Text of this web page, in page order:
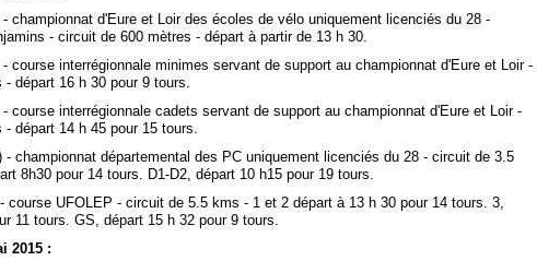
- championnat d'Eure et Loir des écoles de vélo uniquement licenciés du 28 -
- circuit de 600 mètres - départ à partir de 13 h 30.
course interrégionnale minimes servant de support au championnat d'Eure et Loir -
départ 16 h 30 pour 9 tours.
course interrégionnale cadets servant de support au championnat d'Eure et Loir -
départ 14 h 45 pour 15 tours.
- championnat départemental des PC uniquement licenciés du 28 - circuit de 3.5
8h30 pour 14 tours. D1-D2, départ 10 h15 pour 19 tours.
course UFOLEP - circuit de 5.5 kms - 1 et 2 départ à 13 h 30 pour 14 tours. 3,
11 tours. GS, départ 15 h 32 pour 9 tours.
2015 :